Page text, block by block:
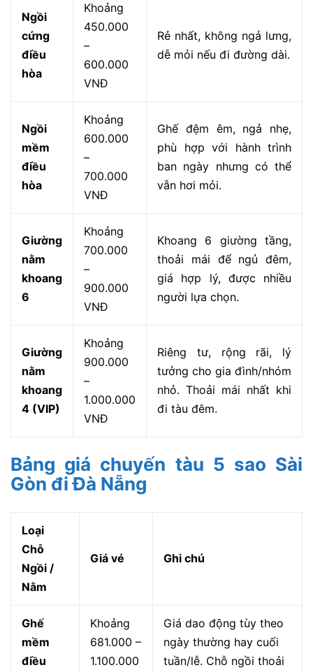
Ngồi
cứng
điều
hòa
Khoảng
450.000
–
600.000
VNĐ
Rẻ nhất, không ngả lưng,
dễ mỏi nếu đi đường dài.
Ngồi
mềm
điều
hòa
Khoảng
600.000
–
700.000
VNĐ
Ghế đệm êm, ngả nhẹ,
phù hợp với hành trình
ban ngày nhưng có thể
vẫn hơi mỏi.
Giường
nằm
khoang
6
Khoảng
700.000
–
900.000
VNĐ
Khoang 6 giường tầng,
thoải mái để ngủ đêm,
giá hợp lý, được nhiều
người lựa chọn.
Giường
nằm
khoang
4 (VIP)
Khoảng
900.000
–
1.000.000
VNĐ
Riêng tư, rộng rãi, lý
tưởng cho gia đình/nhóm
nhỏ. Thoải mái nhất khi
đi tàu đêm.
Bảng giá chuyến tàu 5 sao Sài
Gòn đi Đà Nẵng
Loại
Chỗ
Ngồi /
Nằm
Giá vé Ghi chú
Ghế
mềm
điều
Khoảng
681.000 –
1.100.000
Giá dao động tùy theo
ngày thường hay cuối
tuần/lễ. Chỗ ngồi thoải